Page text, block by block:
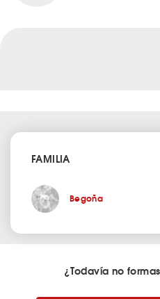
FAMILIA
Begoña
¿Todavía no